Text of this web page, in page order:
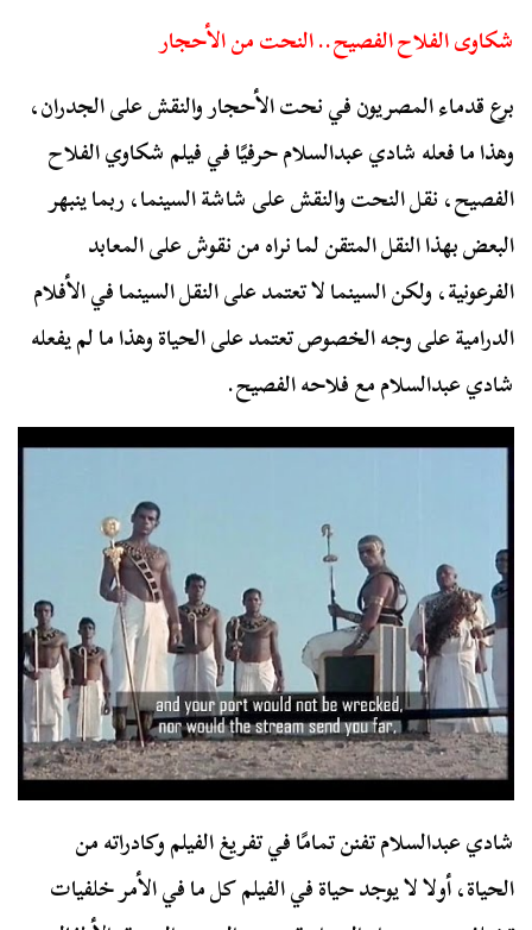
شكاوى الفلاح الفصيح.. النحت من الأحجار
برع قدماء المصريون في نحت الأحجار والنقش على الجدران،
وهذا ما فعله شادي عبدالسلام حرفيًا في فيلم شكاوي الفلاح
الفصيح، نقل النحت والنقش على شاشة السينما، ربما ينبهر
البعض بهذا النقل المتقن لما نراه من نقوش على المعابد
الفرعونية، ولكن السينما لا تعتمد على النقل السينما في الأفلام
الدرامية على وجه الخصوص تعتمد على الحياة وهذا ما لم يفعله
شادي عبدالسلام مع فلاحه الفصيح.
شادي عبدالسلام تفنن تمامًا في تفريغ الفيلم وكادراته من
الحياة، أولا لا يوجد حياة في الفيلم كل ما في الأمر خلفيات